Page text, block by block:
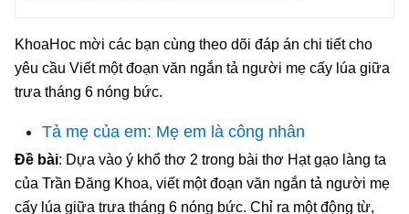
KhoaHoc mời các bạn cùng theo dõi đáp án chi tiết cho
yêu cầu Viết một đoạn văn ngắn tả người mẹ cấy lúa giữa
trưa tháng 6 nóng bức.
Tả mẹ của em: Mẹ em là công nhân
Đề bài: Dựa vào ý khổ thơ 2 trong bài thơ Hạt gạo làng ta
của Trần Đăng Khoa, viết một đoạn văn ngắn tả người mẹ
cấy lúa giữa trưa tháng 6 nóng bức. Chỉ ra một động từ,